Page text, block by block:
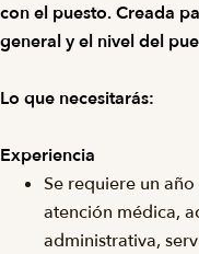
con el puesto. Creada
general y el nivel del
Lo que necesitarás:
Experiencia
Se requiere un
atención médica,
administrativa,